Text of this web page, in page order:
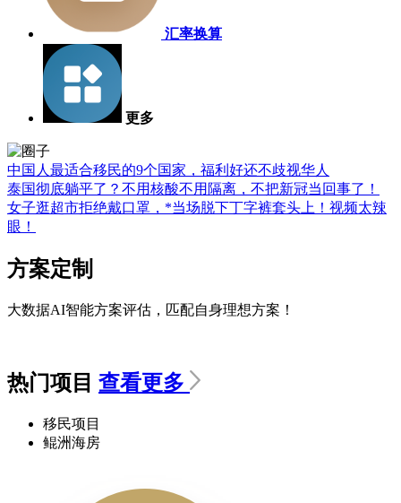
汇率换算
更多
中国人最适合移民的9个国家，福利好还不歧视华人
泰国彻底躺平了？不用核酸不用隔离，不把新冠当回事了！
女子逛超市拒绝戴口罩，*当场脱下丁字裤套头上！视频太辣
眼！
方案定制
大数据AI智能方案评估，匹配自身理想方案！
热门项目 查看更多
移民项目
鲲洲海房